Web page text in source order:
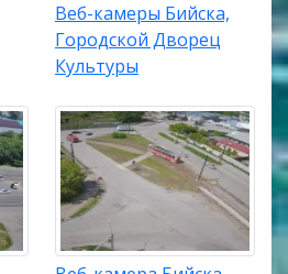
Веб-камеры Бийска,
Городской Дворец
Культуры